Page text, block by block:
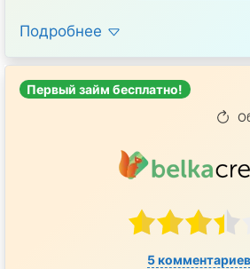
Подробнее
Первый займ бесплатно!
5 комментариев